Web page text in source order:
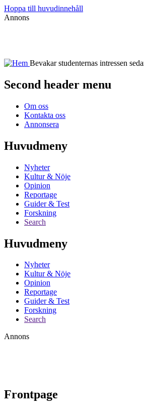
Hoppa till huvudinnehåll
Annons
Bevakar studenternas intressen
Second header menu
Om oss
Kontakta oss
Annonsera
Huvudmeny
Nyheter
Kultur & Nöje
Opinion
Reportage
Guider & Test
Forskning
Search
Huvudmeny
Nyheter
Kultur & Nöje
Opinion
Reportage
Guider & Test
Forskning
Search
Annons
Frontpage